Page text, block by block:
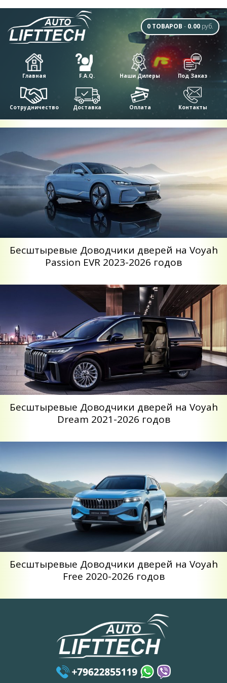
0 ТОВАРОВ - 0.00 руб.
Главная F.A.Q. Наши Дилеры Под Заказ
Сотрудничество Доставка Оплата Контакты
Беcштыревые Доводчики дверей на Voyah
Passion EVR 2023-2026 годов
Беcштыревые Доводчики дверей на Voyah
Dream 2021-2026 годов
Беcштыревые Доводчики дверей на Voyah
Free 2020-2026 годов